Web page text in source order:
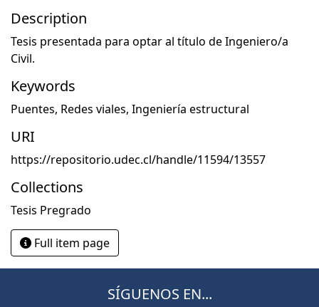
Description
Tesis presentada para optar al título de Ingeniero/a
Civil.
Keywords
Puentes, Redes viales, Ingeniería estructural
URI
https://repositorio.udec.cl/handle/11594/13557
Collections
Tesis Pregrado
Full item page
SÍGUENOS EN...